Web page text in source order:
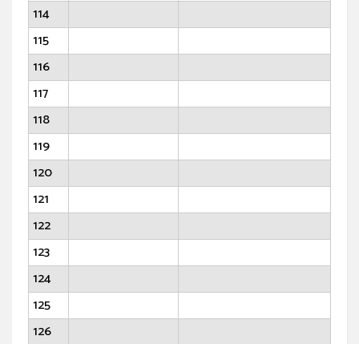
114
115
116
117
118
119
120
121
122
123
124
125
126